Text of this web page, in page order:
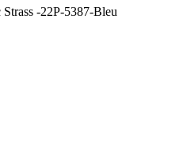
-22P-5387-Bleu